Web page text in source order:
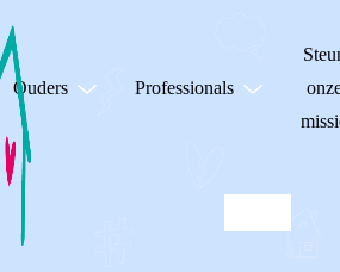
Ouders Professionals